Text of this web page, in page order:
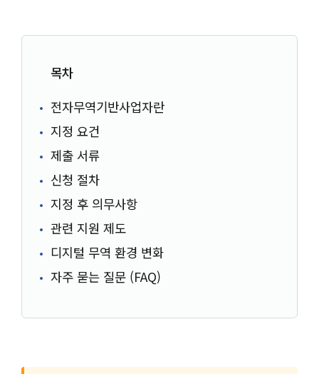
목차
전자무역기반사업자란
지정 요건
제출 서류
신청 절차
지정 후 의무사항
관련 지원 제도
디지털 무역 환경 변화
자주 묻는 질문 (FAQ)